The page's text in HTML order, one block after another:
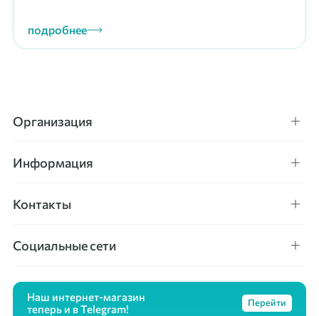
подробнее
Организация
Информация
Контакты
Социальные сети
Наш интернет-магазин
теперь и в Telegram!
Перейти